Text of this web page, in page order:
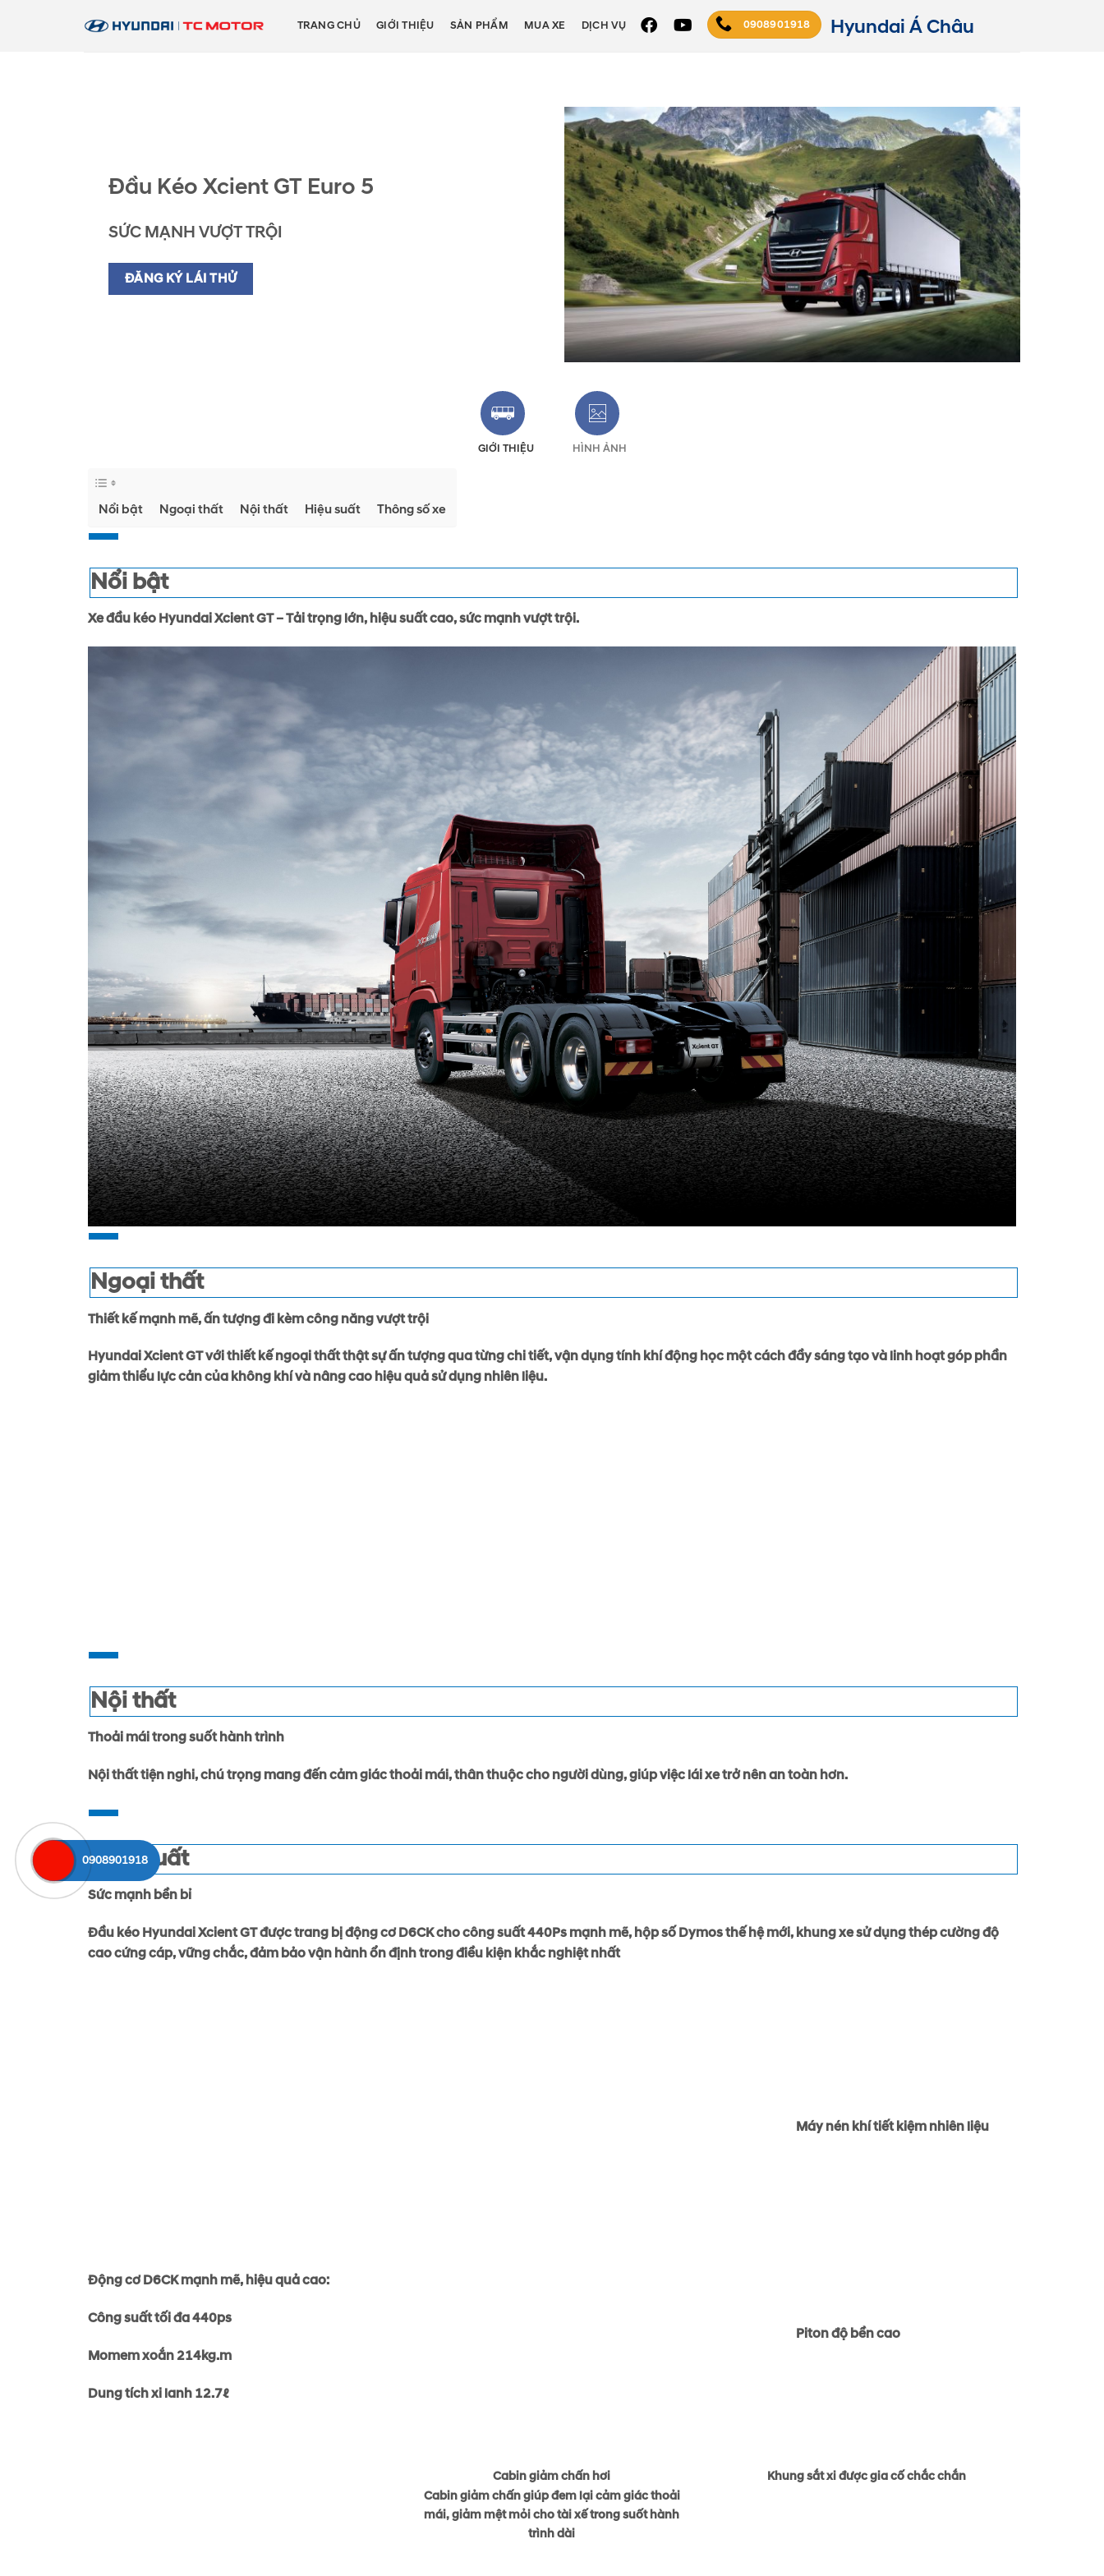
TRANG CHỦ GIỚI THIỆU SẢN PHẨM MUA XE DỊCH VỤ 0908901918 Hyundai Á Châu
Đầu Kéo Xcient GT Euro 5
SỨC MẠNH VƯỢT TRỘI
ĐĂNG KÝ LÁI THỬ
GIỚI THIỆU HÌNH ẢNH
Nổi bật Ngoại thất Nội thất Hiệu suất Thông số xe
Nổi bật
Xe đầu kéo Hyundai Xcient GT – Tải trọng lớn, hiệu suất cao, sức mạnh vượt trội.
Ngoại thất
Thiết kế mạnh mẽ, ấn tượng đi kèm công năng vượt trội
Hyundai Xcient GT với thiết kế ngoại thất thật sự ấn tượng qua từng chi tiết, vận dụng tính khí động học một cách đầy sáng tạo và linh hoạt góp phần
giảm thiểu lực cản của không khí và nâng cao hiệu quả sử dụng nhiên liệu.
Nội thất
Thoải mái trong suốt hành trình
Nội thất tiện nghi, chú trọng mang đến cảm giác thoải mái, thân thuộc cho người dùng, giúp việc lái xe trở nên an toàn hơn.
Hiệu suất
Sức mạnh bền bỉ
Đầu kéo Hyundai Xcient GT được trang bị động cơ D6CK cho công suất 440Ps mạnh mẽ, hộp số Dymos thế hệ mới, khung xe sử dụng thép cường độ
cao cứng cáp, vững chắc, đảm bảo vận hành ổn định trong điều kiện khắc nghiệt nhất
Máy nén khí tiết kiệm nhiên liệu
Động cơ D6CK mạnh mẽ, hiệu quả cao:
Công suất tối đa 440ps
Momem xoắn 214kg.m
Dung tích xi lanh 12.7ℓ
Piton độ bền cao
Cabin giảm chấn hơi
Cabin giảm chấn giúp đem lại cảm giác thoải
mái, giảm mệt mỏi cho tài xế trong suốt hành
trình dài
Khung sắt xi được gia cố chắc chắn
0908901918